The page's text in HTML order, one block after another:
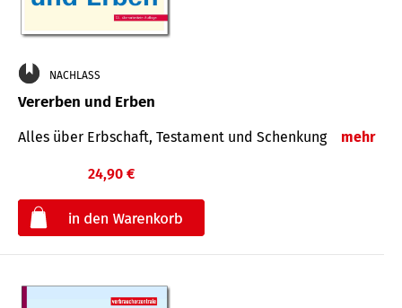
NACHLASS
Vererben und Erben
Alles über Erbschaft, Testament und Schenkung mehr
24,90 €